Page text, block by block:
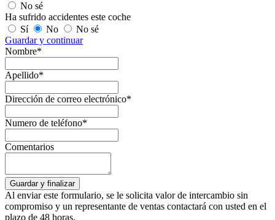
No sé
Ha sufrido accidentes este coche
Sí
No
No sé
Guardar y continuar
Nombre*
Apellido*
Dirección de correo electrónico*
Numero de teléfono*
Comentarios
Al enviar este formulario, se le solicita valor de intercambio sin
compromiso y un representante de ventas contactará con usted en el
plazo de 48 horas.